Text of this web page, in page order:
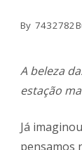
By
A beleza
estação
Já
pensamos